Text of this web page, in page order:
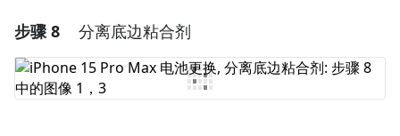
添加一条评论
添加评论
步骤 8 分离底边粘合剂